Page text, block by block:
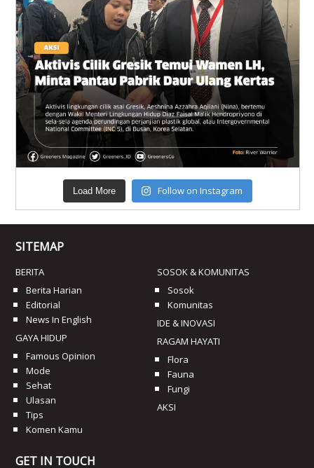
Load More Follow on Instagram
SITEMAP
BERITA
Berita Harian
Editorial
News In English
GAYA HIDUP
Famous Opinion
Mode
Sehat
Ulasan
Tips
Komen Kamu
SOSOK & KOMUNITAS
Sosok
Komunitas
IDE & INOVASI
RAGAM HAYATI
Flora
Fauna
Fungi
AKSI
GET IN TOUCH